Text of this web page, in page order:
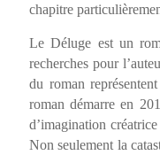
chapitre
Le Déluge est un
recherches pour
du roman
roman démarre en
d’imagination
Non seulement la